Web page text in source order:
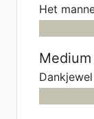
Het